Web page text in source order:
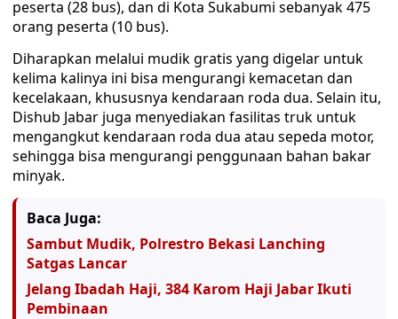
peserta (28 bus), dan di Kota Sukabumi sebanyak 475
orang peserta (10 bus).
Diharapkan melalui mudik gratis yang digelar untuk
kelima kalinya ini bisa mengurangi kemacetan dan
kecelakaan, khususnya kendaraan roda dua. Selain itu,
Dishub Jabar juga menyediakan fasilitas truk untuk
mengangkut kendaraan roda dua atau sepeda motor,
sehingga bisa mengurangi penggunaan bahan bakar
minyak.
Baca Juga:
Sambut Mudik, Polrestro Bekasi Lanching
Satgas Lancar
Jelang Ibadah Haji, 384 Karom Haji Jabar Ikuti
Pembinaan